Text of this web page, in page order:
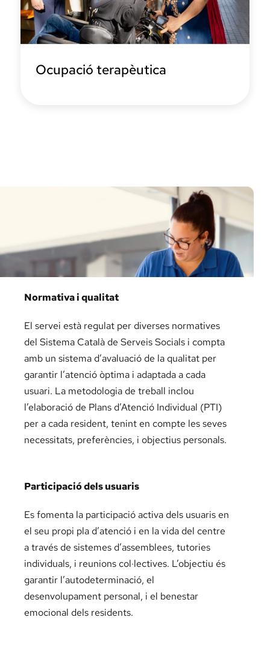
Ocupació terapèutica
Normativa i qualitat
El servei està regulat per diverses normatives
del Sistema Català de Serveis Socials i compta
amb un sistema d’avaluació de la qualitat per
garantir l’atenció òptima i adaptada a cada
usuari. La metodologia de treball inclou
l’elaboració de Plans d’Atenció Individual (PTI)
per a cada resident, tenint en compte les seves
necessitats, preferències, i objectius personals.
Participació dels usuaris
Es fomenta la participació activa dels usuaris en
el seu propi pla d’atenció i en la vida del centre
a través de sistemes d’assemblees, tutories
individuals, i reunions col·lectives. L’objectiu és
garantir l’autodeterminació, el
desenvolupament personal, i el benestar
emocional dels residents.